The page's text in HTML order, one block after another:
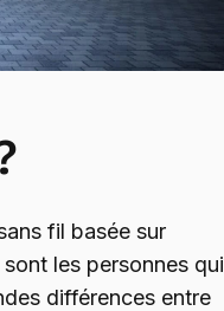
fil basée sur
les personnes qui
différences entre